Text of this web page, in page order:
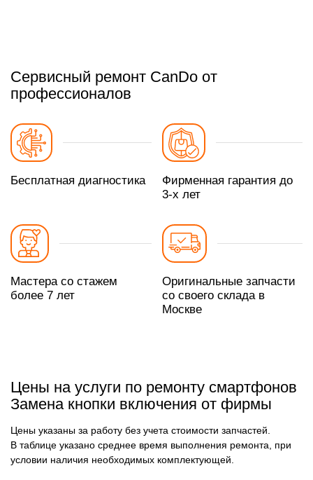
Сервисный ремонт CanDo от
профессионалов
Бесплатная диагностика
Фирменная гарантия до
3-х лет
Мастера со стажем
более 7 лет
Оригинальные запчасти
со своего склада в
Москве
Цены на услуги по ремонту смартфонов
Замена кнопки включения от фирмы
Цены указаны за работу без учета стоимости запчастей.
В таблице указано среднее время выполнения ремонта, при
условии наличия необходимых комплектующей.